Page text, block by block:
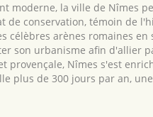
moderne, la ville de Nîmes
de conservation, témoin de
célèbres arènes romaines en
son urbanisme afin d'allier
provençale, Nîmes s'est
plus de 300 jours par an,